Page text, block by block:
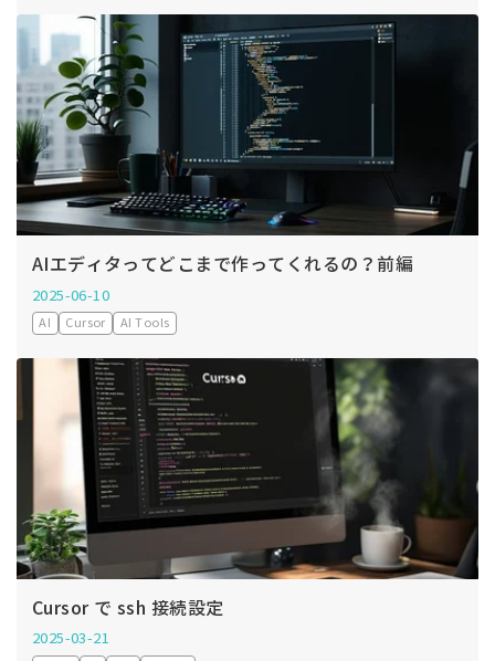
AIエディタってどこまで作ってくれるの？前編
2025-06-10
AI Cursor AI Tools
Cursor で ssh 接続設定
2025-03-21